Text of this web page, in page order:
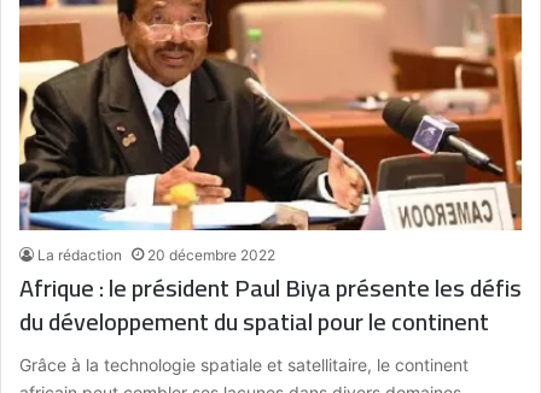
La rédaction 20 décembre 2022
Afrique : le président Paul Biya présente les défis
du développement du spatial pour le continent
Grâce à la technologie spatiale et satellitaire, le continent